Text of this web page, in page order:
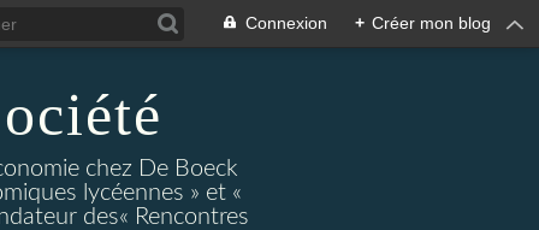
Connexion + Créer mon blog
chez De Boeck
lycéennes » et «
des« Rencontres